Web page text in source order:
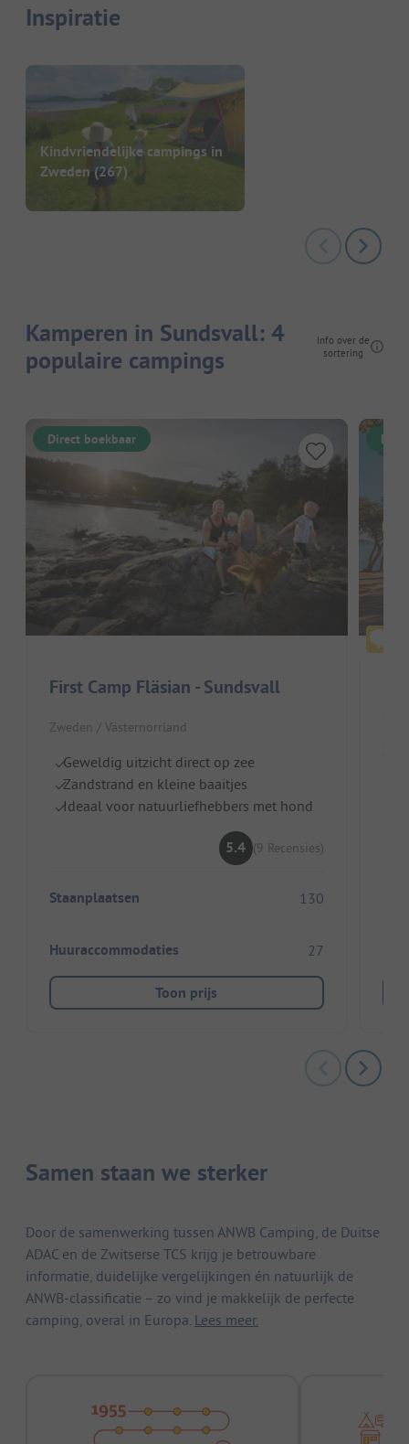
Inspiratie
Kindvriendelijke campings in
Zweden (267)
Kamperen in Sundsvall: 4
populaire campings
Info over de
sortering
Direct boekbaar
First Camp Fläsian - Sundsvall
Zweden / Västernorrland
Geweldig uitzicht direct op zee
Zandstrand en kleine baaitjes
Ideaal voor natuurliefhebbers met hond
5.4 (9 Recensies)
Staanplaatsen 130
Huuraccommodaties 27
Toon prijs
Samen staan we sterker
Door de samenwerking tussen ANWB Camping, de Duitse
ADAC en de Zwitserse TCS krijg je betrouwbare
informatie, duidelijke vergelijkingen én natuurlijk de
ANWB-classificatie – zo vind je makkelijk de perfecte
camping, overal in Europa. Lees meer.